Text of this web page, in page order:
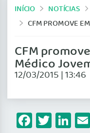
INÍCIO NOTÍCIAS
CFM PROMOVE EM ABRIL II FÓRUM
CFM
Médico
12/03/2015 | 13:46